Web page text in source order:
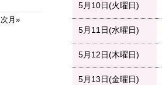
次月»
5月10日(火曜日)
5月11日(水曜日)
5月12日(木曜日)
5月13日(金曜日)